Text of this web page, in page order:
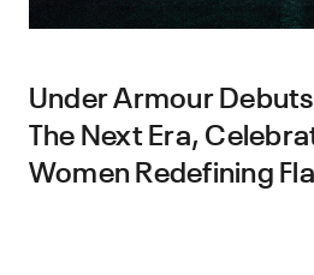
Under Armour
The Next Era,
Women Redefining